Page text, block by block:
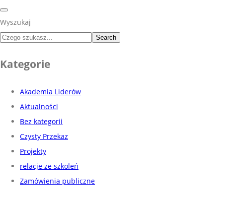
Wyszukaj
Search
Kategorie
Akademia Liderów
Aktualności
Bez kategorii
Czysty Przekaz
Projekty
relacje ze szkoleń
Zamówienia publiczne